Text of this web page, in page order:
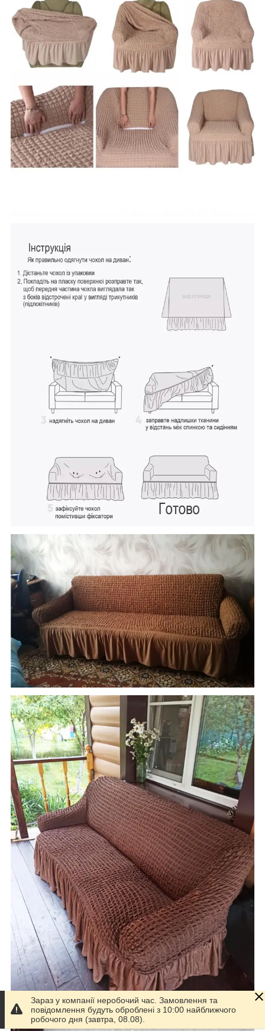
Зараз у компанії неробочий час. Замовлення та
повідомлення будуть оброблені з 10:00 найближчого
робочого дня (завтра, 08.08).